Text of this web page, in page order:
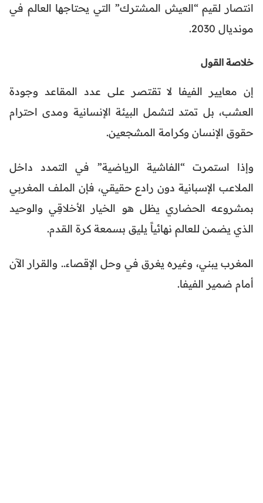
انتصار لقيم “العيش المشترك” التي يحتاجها العالم في
مونديال 2030.
خلاصة القول
إن معايير الفيفا لا تقتصر على عدد المقاعد وجودة
العشب، بل تمتد لتشمل البيئة الإنسانية ومدى احترام
حقوق الإنسان وكرامة المشجعين.
وإذا استمرت “الفاشية الرياضية” في التمدد داخل
الملاعب الإسبانية دون رادع حقيقي، فإن الملف المغربي
بمشروعه الحضاري يظل هو الخيار الأخلاقِي والوحيد
الذي يضمن للعالم نهائياً يليق بسمعة كرة القدم.
المغرب يبني، وغيره يغرق في وحل الإقصاء.. والقرار الآن
أمام ضمير الفيفا.